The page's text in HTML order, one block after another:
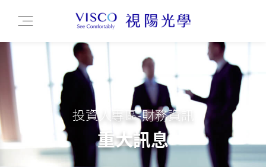
投資人專區-財務資訊
重大訊息